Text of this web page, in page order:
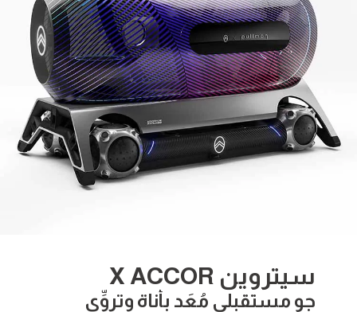
سيتروين X ACCOR
جو مستقبلي مُعَد بأناة وتروِّي